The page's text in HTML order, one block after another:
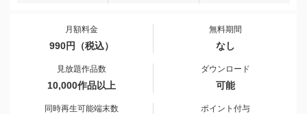
月額料金
990円（税込）
無料期間
なし
見放題作品数
10,000作品以上
ダウンロード
可能
同時再生可能端末数 ポイント付与